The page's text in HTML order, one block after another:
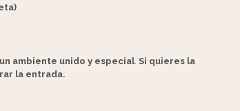
ambiente unido y especial. Si quieres la
la entrada.